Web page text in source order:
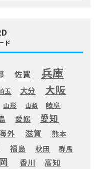
ド
佐賀 兵庫
玉 大分 大阪
山形 山梨
岐阜
愛媛 愛知
外 滋賀
熊本
福島 秋田 群馬
香川 高知